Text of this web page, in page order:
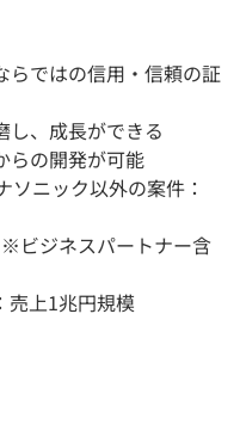
ではの信用・信頼の証
し、成長ができる
らの開発が可能
ニック以外の案件：
ビジネスパートナー含
売上1兆円規模